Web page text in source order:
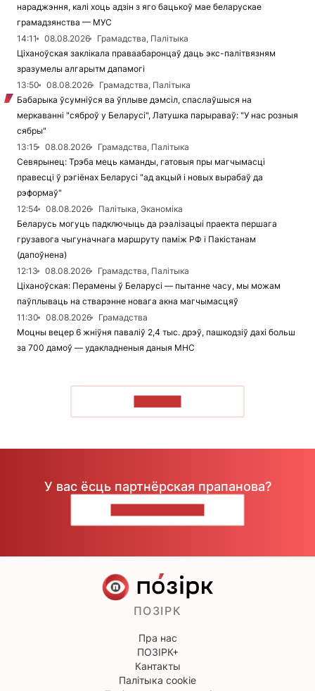
нараджэння, калі хоць адзін з яго бацькоў мае беларускае
грамадзянства — МУС
14:11
08.08.2026
Грамадства, Палітыка
Ціханоўская заклікала праваабаронцаў даць экс-палітвязням
зразумелы алгарытм дапамогі
13:50
08.08.2026
Грамадства, Палітыка
Бабарыка ўсумніўся ва ўплыве дэмсіл, спаслаўшыся на
меркаванні "сяброў у Беларусі", Латушка парыраваў: "У нас розныя
сябры"
13:15
08.08.2026
Грамадства, Палітыка
Севярынец: Трэба мець каманды, гатовыя пры магчымасці
правесці ў рэгіёнах Беларусі "ад акцый і новых вырабаў да
рэформаў"
12:54
08.08.2026
Палітыка, Эканоміка
Беларусь могуць падключыць да рэалізацыі праекта першага
грузавога чыгуначнага маршруту паміж РФ і Пакістанам
(дапоўнена)
12:13
08.08.2026
Грамадства, Палітыка
Ціханоўская: Перамены ў Беларусі — пытанне часу, мы можам
паўплываць на стварэнне новага акна магчымасцяў
11:30
08.08.2026
Грамадства
Моцны вецер 6 жніўня паваліў 2,4 тыс. дрэў, пашкодзіў дахі больш
за 700 дамоў — удакладненыя даныя МНС
У вас ёсць партнёрская прапанова?
ПОЗІРК
Пра нас
ПОЗІРК+
Кантакты
Палітыка cookie